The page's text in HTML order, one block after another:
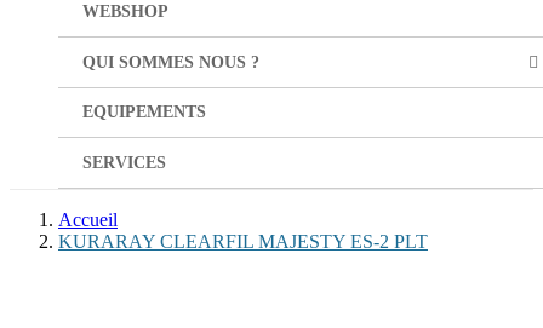
WEBSHOP
QUI SOMMES NOUS ?
EQUIPEMENTS
SERVICES
Accueil
KURARAY CLEARFIL MAJESTY ES-2 PLT